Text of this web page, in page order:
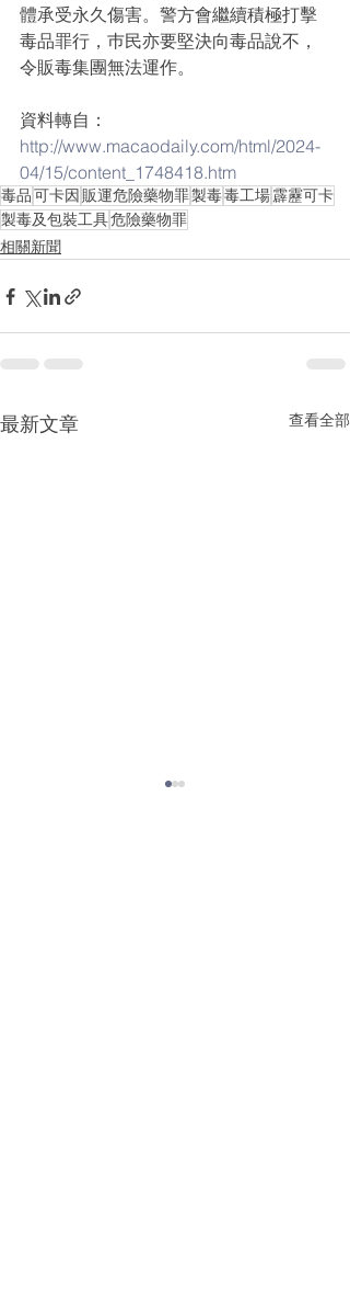
體承受永久傷害。警方會繼續積極打擊
毒品罪行，巿民亦要堅決向毒品說不，
令販毒集團無法運作。
資料轉自：
http://www.macaodaily.com/html/2024-
04/15/content_1748418.htm
毒品可卡因販運危險藥物罪製毒毒工場霹靂可卡
製毒及包裝工具危險藥物罪
相關新聞
最新文章 查看全部